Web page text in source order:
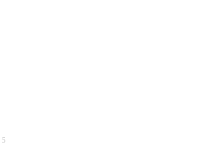
5